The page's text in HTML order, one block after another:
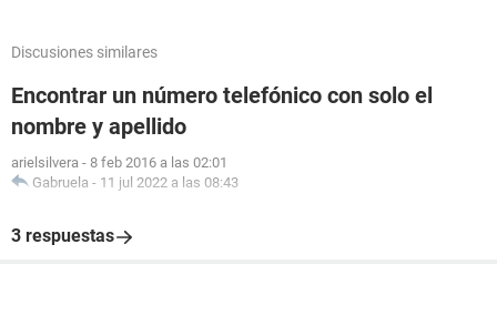
Discusiones similares
Encontrar un número telefónico con solo el
nombre y apellido
arielsilvera - 8 feb 2016 a las 02:01
Gabruela - 11 jul 2022 a las 08:43
3 respuestas